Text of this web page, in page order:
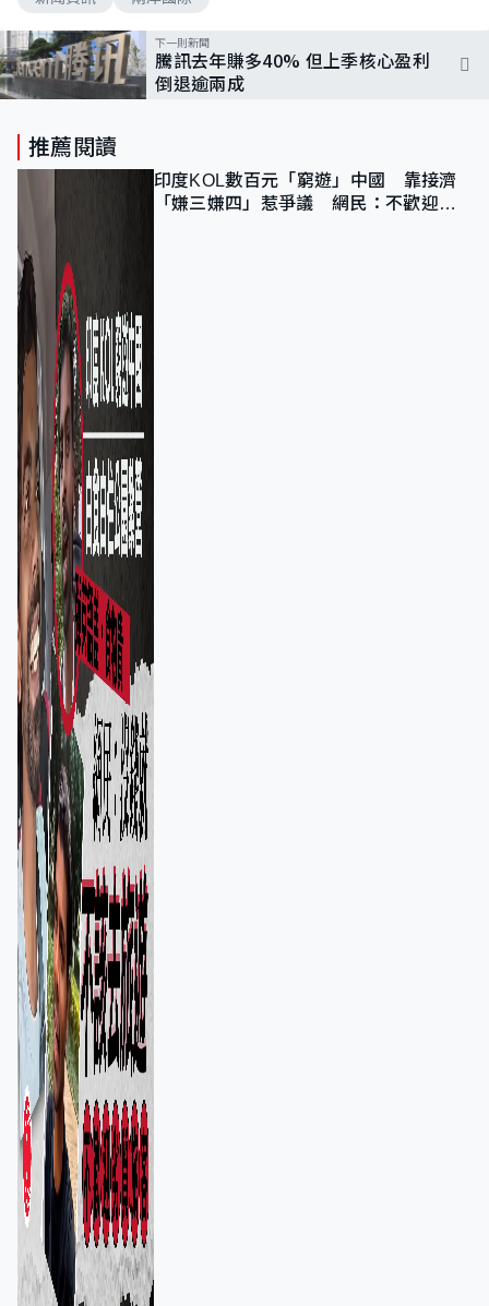
下一則新聞
騰訊去年賺多40% 但上季核心盈利
倒退逾兩成
推薦閱讀
印度KOL數百元「窮遊」中國 靠接濟
「嫌三嫌四」惹爭議 網民：不歡迎劣